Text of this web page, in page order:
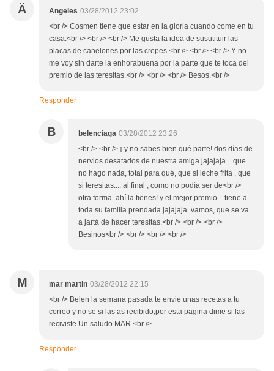
Ä Ängeles 03/28/2012 23:02
<br /> Cosmen tiene que estar en la gloria cuando come en tu
casa.<br /> <br /> <br /> Me gusta la idea de susutituir las
placas de canelones por las crepes.<br /> <br /> <br /> Y no
me voy sin darte la enhorabuena por la parte que te toca del
premio de las teresitas.<br /> <br /> <br /> Besos.<br />
Responder
B belenciaga 03/28/2012 23:26
<br /> <br /> ¡ y no sabes bien qué parte! dos días de
nervios desatados de nuestra amiga jajajaja... que
no hago nada, total para qué, que si leche frita , que
si teresitas.... al final , como no podía ser de<br />
otra forma ahí la tienes! y el mejor premio... tiene a
toda su familia prendada jajajaja vamos, que se va
a jartá de hacer teresitas.<br /> <br /> <br />
Besinos<br /> <br /> <br /> <br />
M mar martin 03/28/2012 22:15
<br /> Belen la semana pasada te envie unas recetas a tu
correo y no se si las as recibido,por esta pagina dime si las
reciviste.Un saludo MAR.<br />
Responder